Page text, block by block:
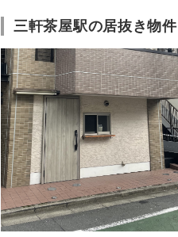
三軒茶屋駅の居抜き物件